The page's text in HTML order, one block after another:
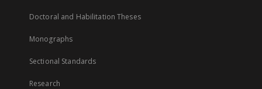
Doctoral and Habilitation Theses
Monographs
Sectional Standards
Research